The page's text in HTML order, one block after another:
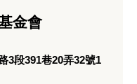
金會
3段391巷20弄32號1